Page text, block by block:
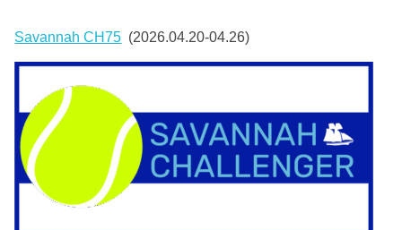
Savannah CH75 (2026.04.20-04.26)